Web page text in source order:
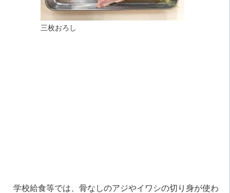
三枚おろし
学校給食等では、骨なしのアジやイワシの切り身が使わ